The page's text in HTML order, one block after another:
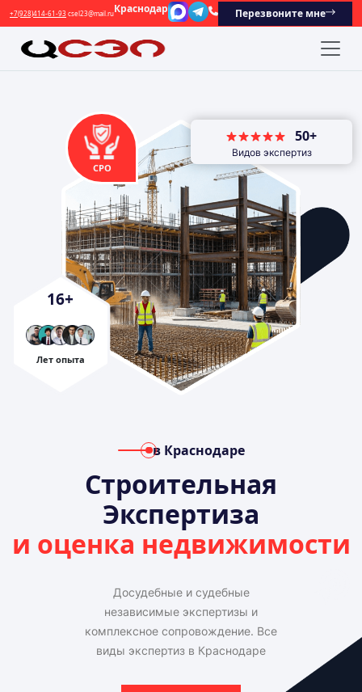
+7(928)414-61-93 csel23@mail.ruКраснодар Перезвоните мне
в Краснодаре
Строительная
Экспертиза
и оценка недвижимости
Досудебные и судебные
независимые экспертизы и
комплексное сопровождение. Все
виды экспертиз в Краснодаре
16+
Лет опыта
СРО
50+
Видов экспертиз